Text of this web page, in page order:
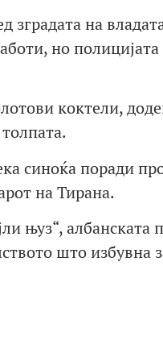
на
но
коктели,
синоќа поради
на Тирана.
њуз“,
што избувна